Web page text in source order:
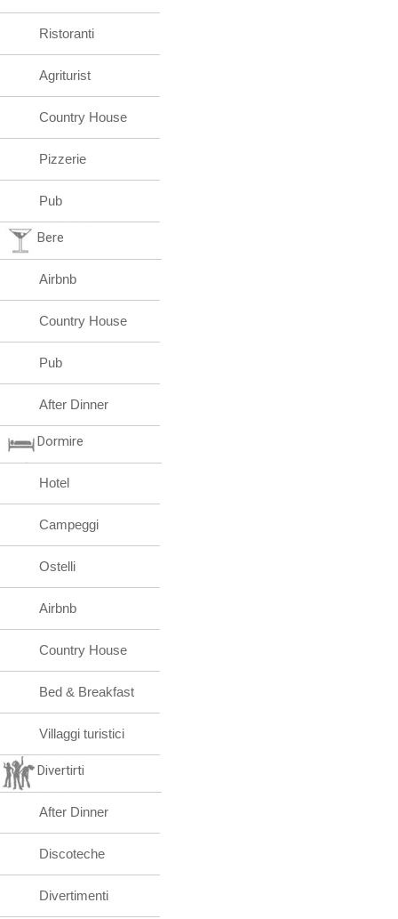
Ristoranti
Agriturist
Country House
Pizzerie
Pub
Bere
Airbnb
Country House
Pub
After Dinner
Dormire
Hotel
Campeggi
Ostelli
Airbnb
Country House
Bed & Breakfast
Villaggi turistici
Divertirti
After Dinner
Discoteche
Divertimenti